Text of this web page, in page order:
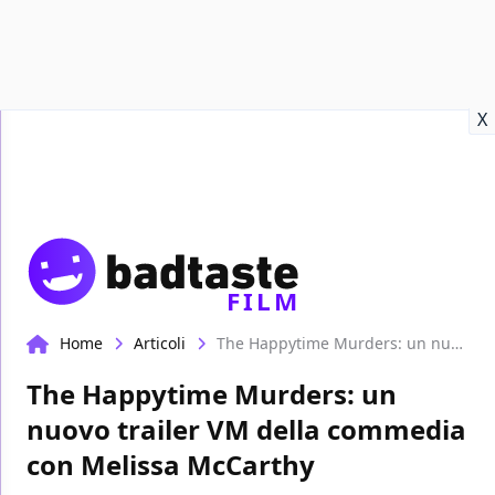
X
FILM
Home Articoli The Happytime Murders: un nuovo trailer VM della commedia con Melissa McCarthy
The Happytime Murders: un
nuovo trailer VM della commedia
con Melissa McCarthy